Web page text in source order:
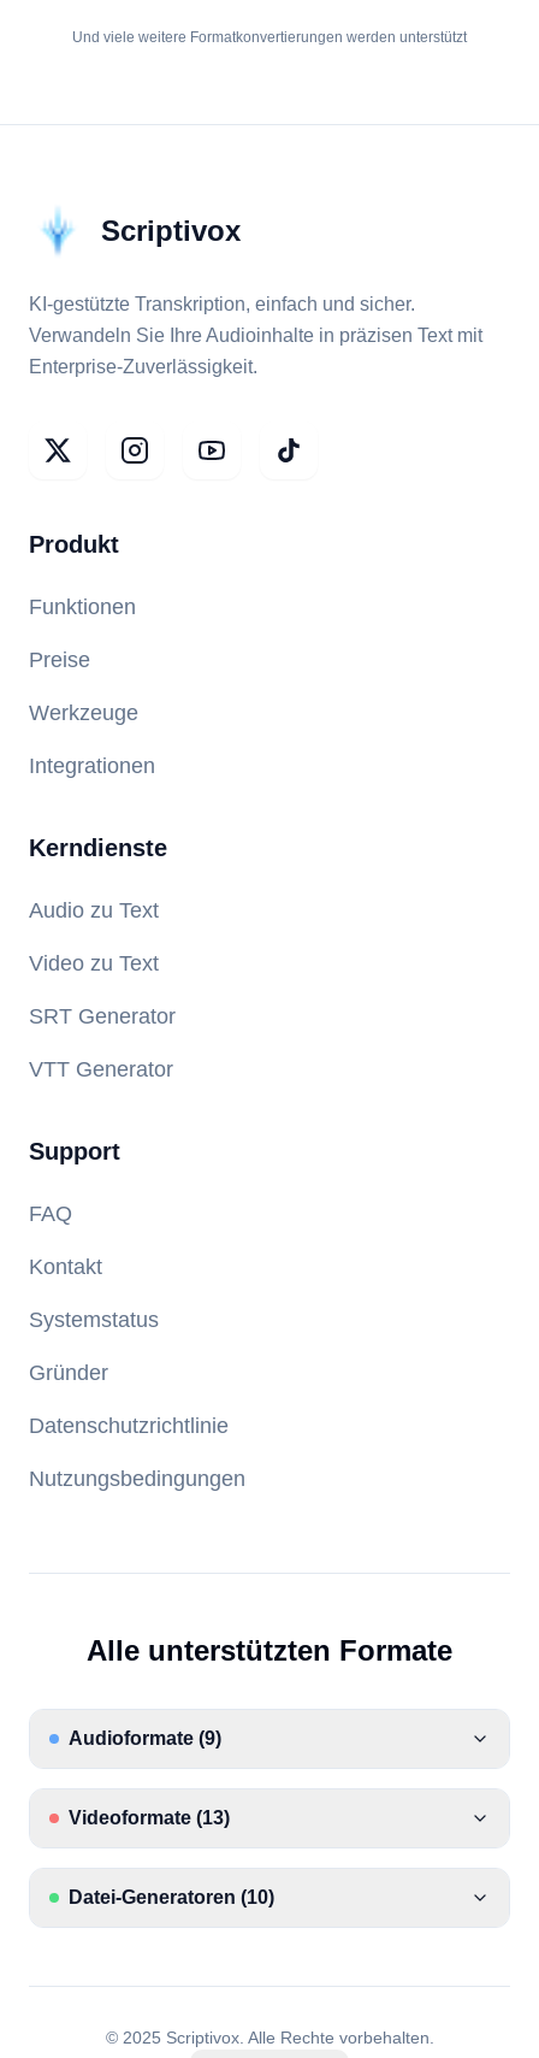
Und viele weitere Formatkonvertierungen werden unterstützt
Scriptivox
KI-gestützte Transkription, einfach und sicher.
Verwandeln Sie Ihre Audioinhalte in präzisen Text mit
Enterprise-Zuverlässigkeit.
Produkt
Funktionen
Preise
Werkzeuge
Integrationen
Kerndienste
Audio zu Text
Video zu Text
SRT Generator
VTT Generator
Support
FAQ
Kontakt
Systemstatus
Gründer
Datenschutzrichtlinie
Nutzungsbedingungen
Alle unterstützten Formate
Audioformate (9)
Videoformate (13)
Datei-Generatoren (10)
© 2025 Scriptivox. Alle Rechte vorbehalten.